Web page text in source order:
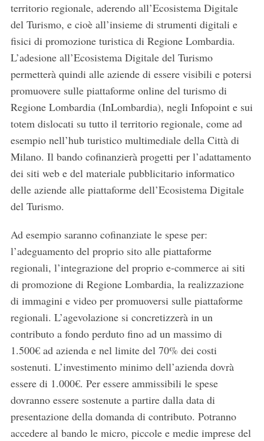
territorio regionale, aderendo all’Ecosistema Digitale
del Turismo, e cioè all’insieme di strumenti digitali e
fisici di promozione turistica di Regione Lombardia.
L’adesione all’Ecosistema Digitale del Turismo
permetterà quindi alle aziende di essere visibili e potersi
promuovere sulle piattaforme online del turismo di
Regione Lombardia (InLombardia), negli Infopoint e sui
totem dislocati su tutto il territorio regionale, come ad
esempio nell’hub turistico multimediale della Città di
Milano. Il bando cofinanzierà progetti per l’adattamento
dei siti web e del materiale pubblicitario informatico
delle aziende alle piattaforme dell’Ecosistema Digitale
del Turismo.
Ad esempio saranno cofinanziate le spese per:
l’adeguamento del proprio sito alle piattaforme
regionali, l’integrazione del proprio e-commerce ai siti
di promozione di Regione Lombardia, la realizzazione
di immagini e video per promuoversi sulle piattaforme
regionali. L’agevolazione si concretizzerà in un
contributo a fondo perduto fino ad un massimo di
1.500€ ad azienda e nel limite del 70% dei costi
sostenuti. L’investimento minimo dell’azienda dovrà
essere di 1.000€. Per essere ammissibili le spese
dovranno essere sostenute a partire dalla data di
presentazione della domanda di contributo. Potranno
accedere al bando le micro, piccole e medie imprese del